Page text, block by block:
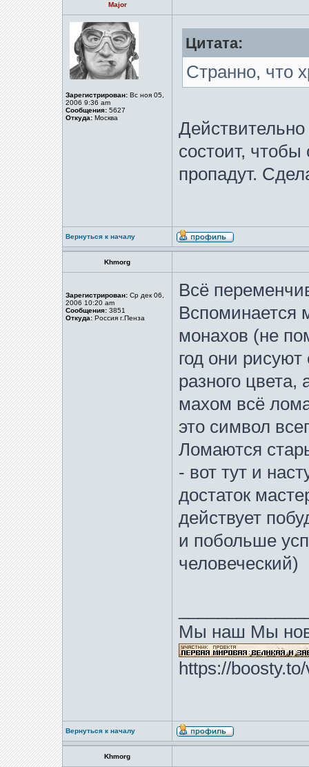
Major
Зарегистрирован: Вс ноя 05,
2006 9:36 am
Сообщения: 5627
Откуда: Москва
Цитата:
Странно, что
состоит,
пропадут.
Вернуться к началу
Khmorg
Зарегистрирован: Ср дек 06,
2006 10:20 am
Сообщения: 3851
Откуда: Россия г.Пенза
Всё
Вспоминается
монахов (не
год они
разного
махом всё
это символ
Ломаются
- вот тут и
достаток
действует
и побольше
человеческий)
Мы наш Мы
https://
Вернуться к началу
Khmorg